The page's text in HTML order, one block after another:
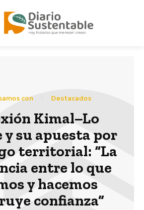
con Destacados
Kimal–Lo
su apuesta por
territorial: “La
entre lo que
y hacemos
confianza”